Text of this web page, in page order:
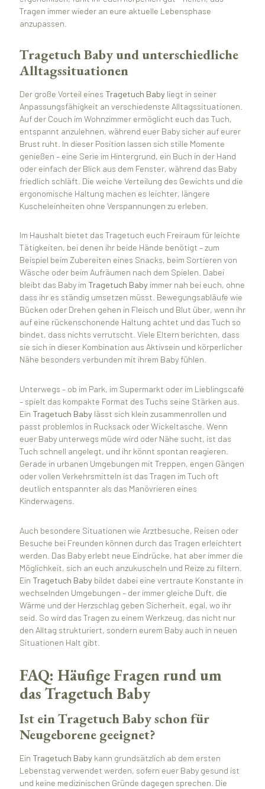
Tragen immer wieder an eure aktuelle Lebensphase
anzupassen.
Tragetuch Baby und unterschiedliche
Alltagssituationen
Der große Vorteil eines Tragetuch Baby liegt in seiner
Anpassungsfähigkeit an verschiedenste Alltagssituationen.
Auf der Couch im Wohnzimmer ermöglicht euch das Tuch,
entspannt anzulehnen, während euer Baby sicher auf eurer
Brust ruht. In dieser Position lassen sich stille Momente
genießen – eine Serie im Hintergrund, ein Buch in der Hand
oder einfach der Blick aus dem Fenster, während das Baby
friedlich schläft. Die weiche Verteilung des Gewichts und die
ergonomische Haltung machen es leichter, längere
Kuscheleinheiten ohne Verspannungen zu erleben.
Im Haushalt bietet das Tragetuch euch Freiraum für leichte
Tätigkeiten, bei denen ihr beide Hände benötigt – zum
Beispiel beim Zubereiten eines Snacks, beim Sortieren von
Wäsche oder beim Aufräumen nach dem Spielen. Dabei
bleibt das Baby im Tragetuch Baby immer nah bei euch, ohne
dass ihr es ständig umsetzen müsst. Bewegungsabläufe wie
Bücken oder Drehen gehen in Fleisch und Blut über, wenn ihr
auf eine rückenschonende Haltung achtet und das Tuch so
bindet, dass nichts verrutscht. Viele Eltern berichten, dass
sie sich in dieser Kombination aus Aktivsein und körperlicher
Nähe besonders verbunden mit ihrem Baby fühlen.
Unterwegs – ob im Park, im Supermarkt oder im Lieblingscafé
– spielt das kompakte Format des Tuchs seine Stärken aus.
Ein Tragetuch Baby lässt sich klein zusammenrollen und
passt problemlos in Rucksack oder Wickeltasche. Wenn
euer Baby unterwegs müde wird oder Nähe sucht, ist das
Tuch schnell angelegt, und ihr könnt spontan reagieren.
Gerade in urbanen Umgebungen mit Treppen, engen Gängen
oder vollen Verkehrsmitteln ist das Tragen im Tuch oft
deutlich entspannter als das Manövrieren eines
Kinderwagens.
Auch besondere Situationen wie Arztbesuche, Reisen oder
Besuche bei Freunden können durch das Tragen erleichtert
werden. Das Baby erlebt neue Eindrücke, hat aber immer die
Möglichkeit, sich an euch anzukuscheln und Reize zu filtern.
Ein Tragetuch Baby bildet dabei eine vertraute Konstante in
wechselnden Umgebungen – der immer gleiche Duft, die
Wärme und der Herzschlag geben Sicherheit, egal, wo ihr
seid. So wird das Tragen zu einem Werkzeug, das nicht nur
den Alltag strukturiert, sondern eurem Baby auch in neuen
Situationen Halt gibt.
FAQ: Häufige Fragen rund um
das Tragetuch Baby
Ist ein Tragetuch Baby schon für
Neugeborene geeignet?
Ein Tragetuch Baby kann grundsätzlich ab dem ersten
Lebenstag verwendet werden, sofern euer Baby gesund ist
und keine medizinischen Gründe dagegen sprechen. Die